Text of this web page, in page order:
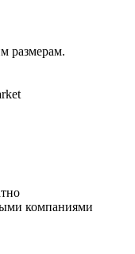
размерам.
компаниями